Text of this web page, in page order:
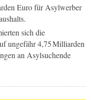
Euro für Asylwerber
sich die
ungefähr 4,75 Milliarden
an Asylsuchende